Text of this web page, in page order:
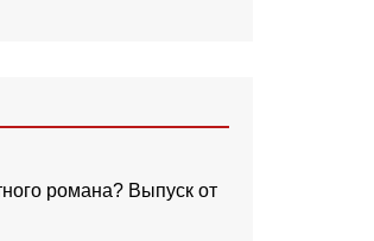
романа? Выпуск от